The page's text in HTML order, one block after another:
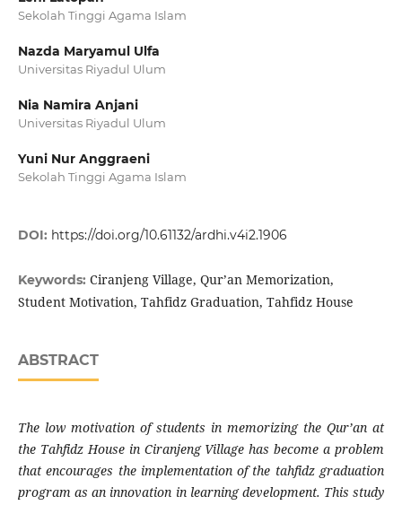
Sekolah Tinggi Agama Islam
Nazda Maryamul Ulfa
Universitas Riyadul Ulum
Nia Namira Anjani
Universitas Riyadul Ulum
Yuni Nur Anggraeni
Sekolah Tinggi Agama Islam
DOI: https://doi.org/10.61132/ardhi.v4i2.1906
Keywords: Ciranjeng Village, Qur’an Memorization,
Student Motivation, Tahfidz Graduation, Tahfidz House
ABSTRACT
The low motivation of students in memorizing the Qur’an at
the Tahfidz House in Ciranjeng Village has become a problem
that encourages the implementation of the tahfidz graduation
program as an innovation in learning development. This study